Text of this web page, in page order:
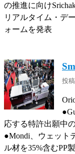
の推進に向け
リアルタイム・デ
ォームを発表
投
応する特許出願中
●Mondi、ウェット
ル材を35%含むPP